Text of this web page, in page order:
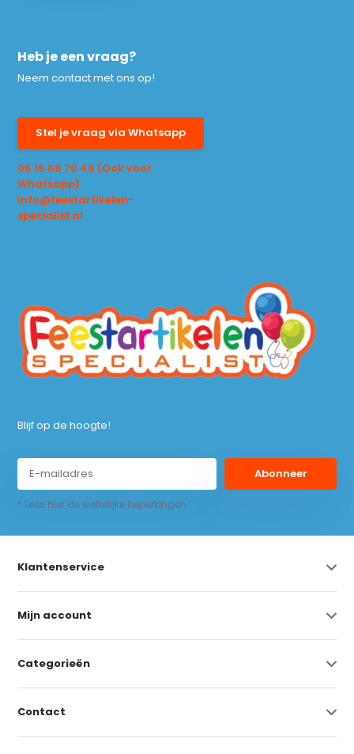
Heb je een vraag?
Neem contact met ons op!
Stel je vraag via Whatsapp
06 15 68 70 48 (Ook voor
Whatsapp)
info@feestartikelen-
specialist.nl
Blijf op de hoogte!
Abonneer
* Lees hier de wettelijke beperkingen
Klantenservice
Mijn account
Categorieën
Contact